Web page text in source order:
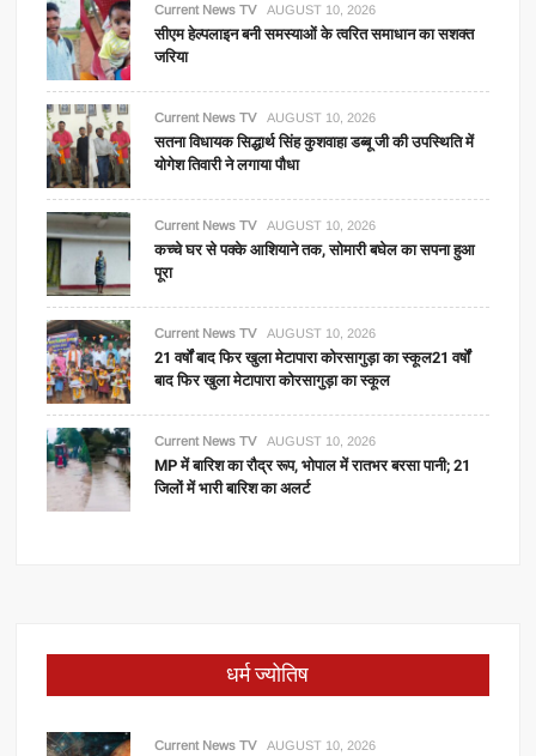
Current News TV AUGUST 10, 2026
सीएम हेल्पलाइन बनी समस्याओं के त्वरित समाधान का सशक्त
जरिया
Current News TV AUGUST 10, 2026
सतना विधायक सिद्धार्थ सिंह कुशवाहा डब्बू जी की उपस्थिति में
योगेश तिवारी ने लगाया पौधा
Current News TV AUGUST 10, 2026
कच्चे घर से पक्के आशियाने तक, सोमारी बघेल का सपना हुआ
पूरा
Current News TV AUGUST 10, 2026
21 वर्षों बाद फिर खुला मेटापारा कोरसागुड़ा का स्कूल21 वर्षों
बाद फिर खुला मेटापारा कोरसागुड़ा का स्कूल
Current News TV AUGUST 10, 2026
MP में बारिश का रौद्र रूप, भोपाल में रातभर बरसा पानी; 21
जिलों में भारी बारिश का अलर्ट
धर्म ज्योतिष
Current News TV AUGUST 10, 2026